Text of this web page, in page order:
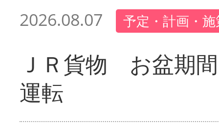
2026.08.07 予定・計画・
ＪＲ貨物 お盆期
運転